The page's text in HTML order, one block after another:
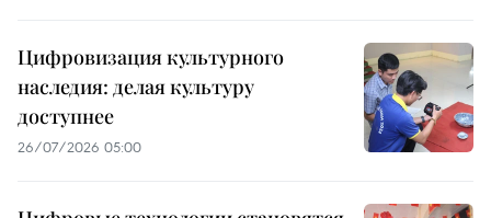
Цифровизация культурного
наследия: делая культуру
доступнее
26/07/2026 05:00